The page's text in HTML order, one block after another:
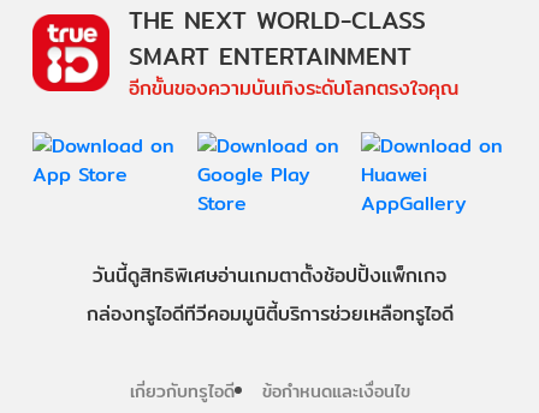
THE NEXT WORLD-CLASS
SMART ENTERTAINMENT
อีกขั้นของความบันเทิงระดับโลกตรงใจคุณ
วันนี้ดูสิทธิพิเศษอ่านเกมตาตั้งช้อปปิ้งแพ็กเกจ
กล่องทรูไอดีทีวีคอมมูนิตี้บริการช่วยเหลือทรูไอดี
เกี่ยวกับทรูไอดี ข้อกำหนดและเงื่อนไข